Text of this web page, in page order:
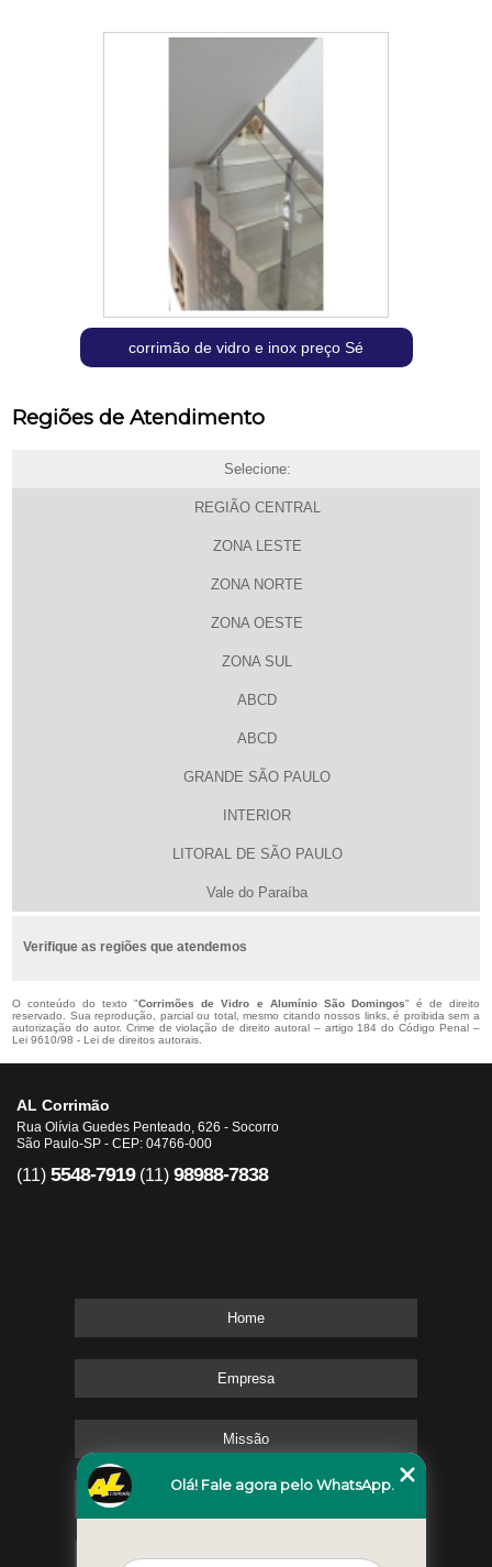
corrimão de vidro e inox preço Sé
Regiões de Atendimento
Selecione:
REGIÃO CENTRAL
ZONA LESTE
ZONA NORTE
ZONA OESTE
ZONA SUL
ABCD
ABCD
GRANDE SÃO PAULO
INTERIOR
LITORAL DE SÃO PAULO
Vale do Paraíba
Verifique as regiões que atendemos
O conteúdo do texto "Corrimões de Vidro e Alumínio São Domingos" é de direito
reservado. Sua reprodução, parcial ou total, mesmo citando nossos links, é proibida sem a
autorização do autor. Crime de violação de direito autoral – artigo 184 do Código Penal –
Lei 9610/98 - Lei de direitos autorais
AL Corrimão
Rua Olívia Guedes Penteado, 626 - Socorro
São Paulo-SP - CEP: 04766-000
(11) 5548-7919 (11) 98988-7838
Home
Empresa
Missão
Contato
Olá! Fale agora pelo WhatsApp.